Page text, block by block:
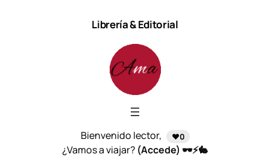
Librería & Editorial
Bienvenido lector, ❤️0
¿Vamos a viajar? (Accede) 🕶️⚡🐇